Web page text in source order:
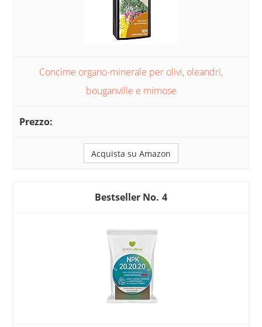
Concime organo-minerale per olivi, oleandri,
bouganville e mimose
Acquista su Amazon
4